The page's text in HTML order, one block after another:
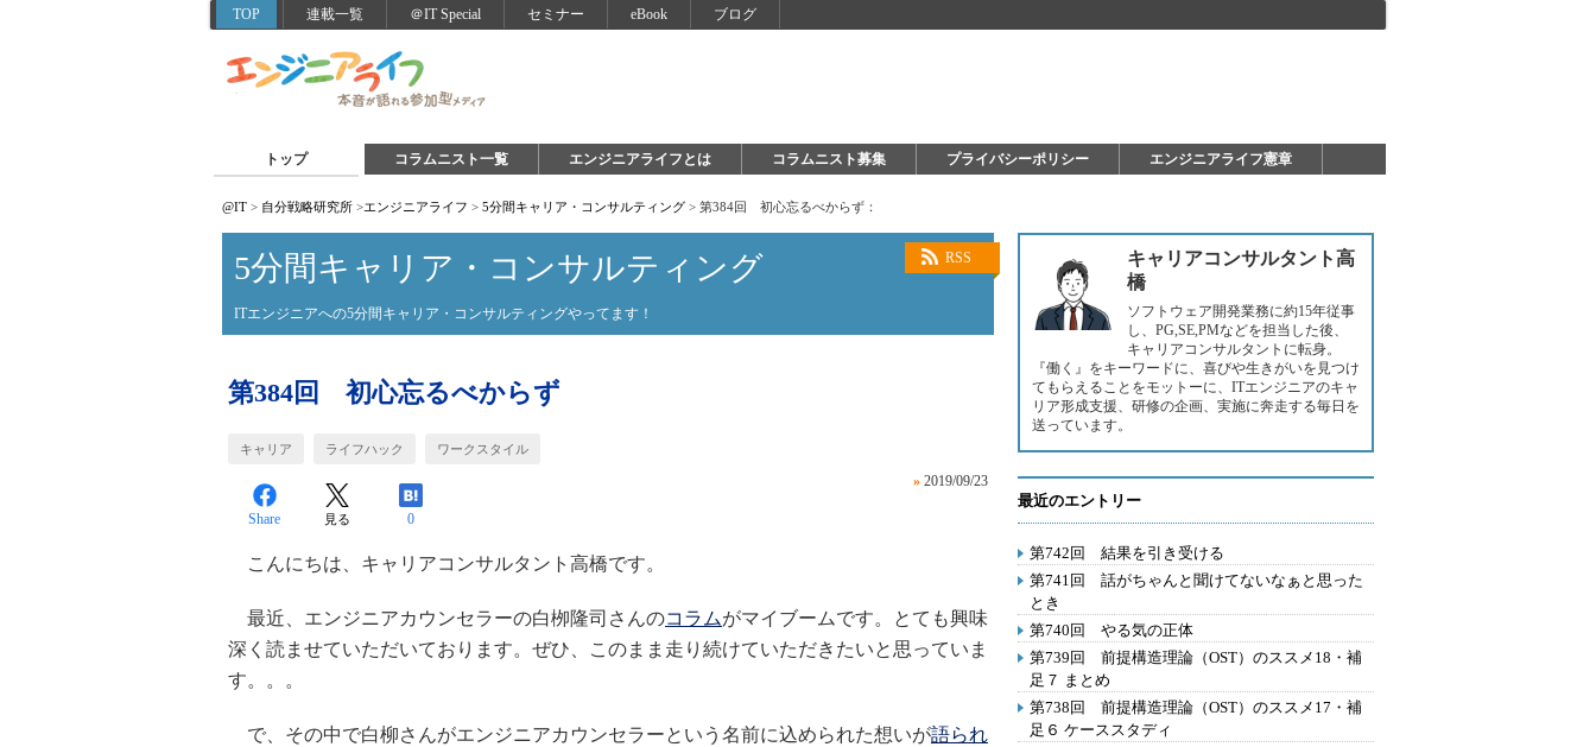
TOP 連載一覧 ＠IT Special セミナー eBook ブログ
トップ コラムニスト一覧 エンジニアライフとは コラムニスト募集 プライバシーポリシー エンジニアライフ憲章
@IT > 自分戦略研究所 >エンジニアライフ > 5分間キャリア・コンサルティング > 第384回 初心忘るべからず：
RSS
5分間キャリア・コンサルティング
ITエンジニアへの5分間キャリア・コンサルティングやってます！
第384回 初心忘るべからず
キャリア ライフハック ワークスタイル
» 2019/09/23
Share 見る 0
こんにちは、キャリアコンサルタント高橋です。
最近、エンジニアカウンセラーの白栁隆司さんのコラムがマイブームです。とても興味
深く読ませていただいております。ぜひ、このまま走り続けていただきたいと思っていま
す。。。
で、その中で白柳さんがエンジニアカウンセラーという名前に込められた想いが語られ
キャリアコンサルタント高
橋
ソフトウェア開発業務に約15年従事
し、PG,SE,PMなどを担当した後、
キャリアコンサルタントに転身。
『働く』をキーワードに、喜びや生きがいを見つけ
てもらえることをモットーに、ITエンジニアのキャ
リア形成支援、研修の企画、実施に奔走する毎日を
送っています。
最近のエントリー
第742回 結果を引き受ける
第741回 話がちゃんと聞けてないなぁと思った
とき
第740回 やる気の正体
第739回 前提構造理論（OST）のススメ18・補
足７ まとめ
第738回 前提構造理論（OST）のススメ17・補
足６ ケーススタディ